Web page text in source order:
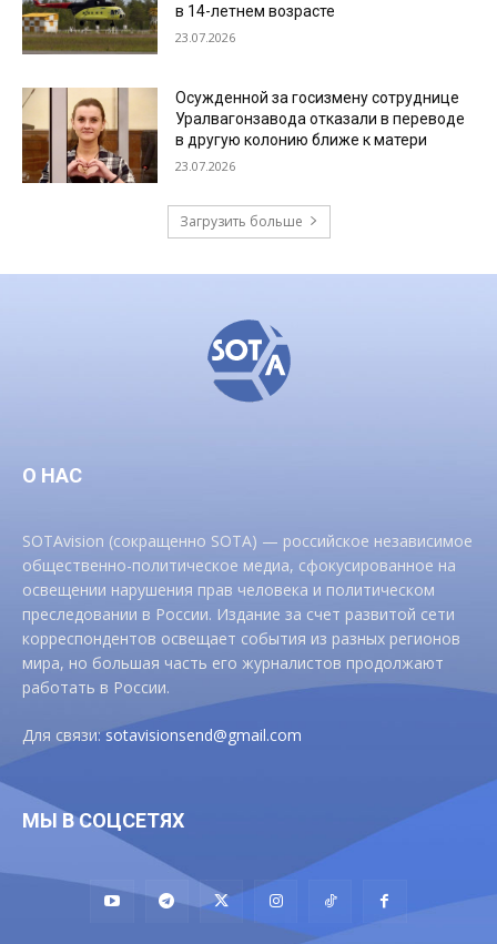
в 14-летнем возрасте
23.07.2026
Осужденной за госизмену сотруднице
Уралвагонзавода отказали в переводе
в другую колонию ближе к матери
23.07.2026
Загрузить больше
О НАС
SOTAvision (сокращенно SOTA) — российское независимое
общественно-политическое медиа, сфокусированное на
освещении нарушения прав человека и политическом
преследовании в России. Издание за счет развитой сети
корреспондентов освещает события из разных регионов
мира, но большая часть его журналистов продолжают
работать в России.
Для связи:sotavisionsend@gmail.com
МЫ В СОЦСЕТЯХ